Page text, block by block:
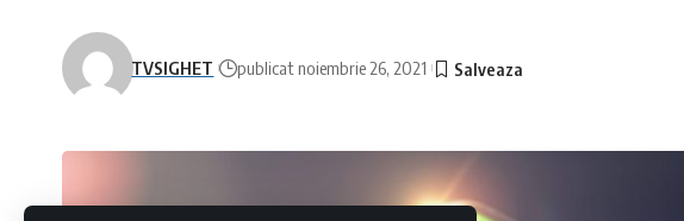
TVSIGHET publicat noiembrie 26, 2021